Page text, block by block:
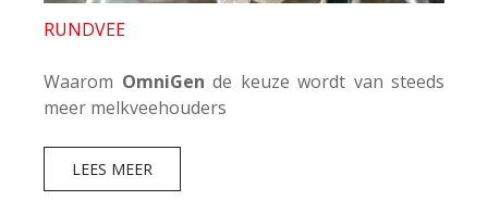
RUNDVEE
Waarom OmniGen de keuze wordt van steeds
meer melkveehouders
LEES MEER